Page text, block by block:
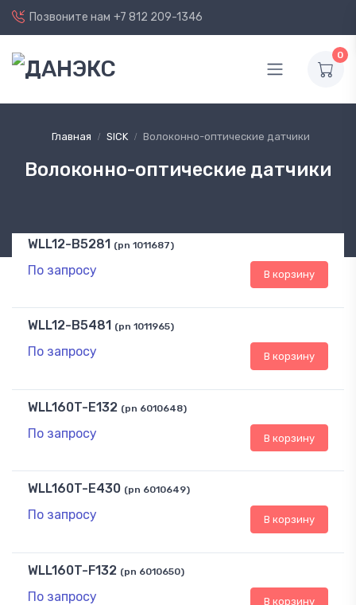
Позвоните нам +7 812 209-1346
0
Главная SICK Волоконно-оптические датчики
Волоконно-оптические датчики
WLL12-B5281 (pn 1011687)
По запросу В корзину
WLL12-B5481 (pn 1011965)
По запросу В корзину
WLL160T-E132 (pn 6010648)
По запросу В корзину
WLL160T-E430 (pn 6010649)
По запросу В корзину
WLL160T-F132 (pn 6010650)
По запросу В корзину